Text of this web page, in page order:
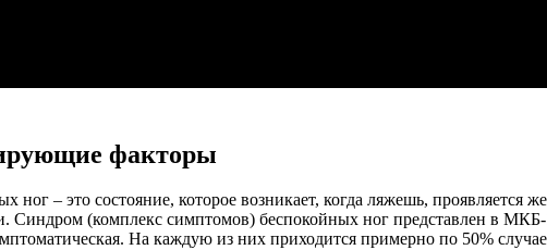
факторы
– это состояние, которое возникает, когда ляжешь,
Синдром (комплекс симптомов) беспокойных ног представлен в
На каждую из них приходится примерно по 50%